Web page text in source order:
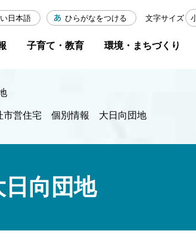
日本語 ひらがなをつける 文字サイズ
子育て・教育 環境・まちづくり
市営住宅 個別情報 大日向団地
向団地